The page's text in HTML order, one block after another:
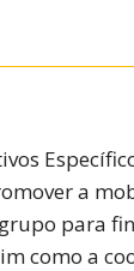
a
para
como a